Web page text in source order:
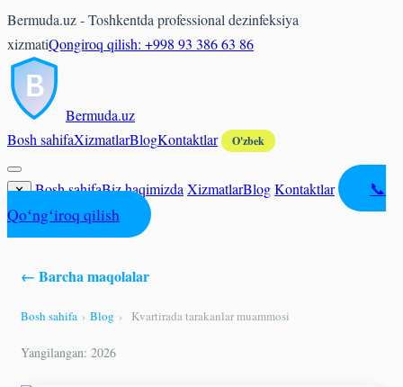
Bermuda.uz - Toshkentda professional dezinfeksiya
xizmatiQongiroq qilish: +998 93 386 63 86
Bermuda.uz
Bosh sahifaXizmatlarBlogKontaktlar O'zbek
✕ Bosh sahifaBiz haqimizda XizmatlarBlogKontaktlar
📞
Qoʻngʻiroq qilish
← Barcha maqolalar
Bosh sahifa › Blog › Kvartirada tarakanlar muammosi
Yangilangan: 2026